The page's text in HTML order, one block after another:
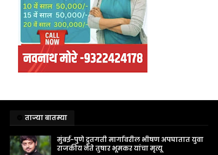
ताज्या बातम्या
मुंबई-पुणे द्रुतगती मार्गावरील भीषण अपघातात युवा
राजकीय नेते तुषार भूमकर यांचा मृत्यू